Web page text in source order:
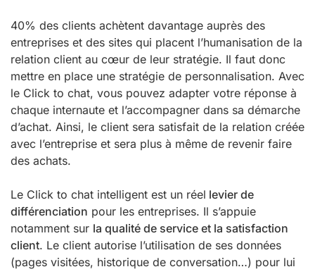
40% des clients achètent davantage auprès des
entreprises et des sites qui placent l’humanisation de la
relation client au cœur de leur stratégie. Il faut donc
mettre en place une stratégie de personnalisation. Avec
le Click to chat, vous pouvez adapter votre réponse à
chaque internaute et l’accompagner dans sa démarche
d’achat. Ainsi, le client sera satisfait de la relation créée
avec l’entreprise et sera plus à même de revenir faire
des achats.
Le Click to chat intelligent est un réel levier de
différenciation pour les entreprises. Il s’appuie
notamment sur la qualité de service et la satisfaction
client. Le client autorise l’utilisation de ses données
(pages visitées, historique de conversation…) pour lui